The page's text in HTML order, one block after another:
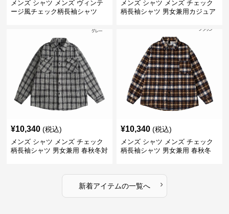
メンズ シャツ メンズ ヴィンテ
ージ風チェック柄長袖シャツ
メンズ シャツ メンズ チェック
柄長袖シャツ 男女兼用カジュア
¥10,340 (税込)
メンズ シャツ メンズ チェック
柄長袖シャツ 男女兼用 春秋冬対
¥10,340 (税込)
メンズ シャツ メンズ チェック
柄長袖シャツ 男女兼用 春秋冬
新着アイテムの一覧へ ›